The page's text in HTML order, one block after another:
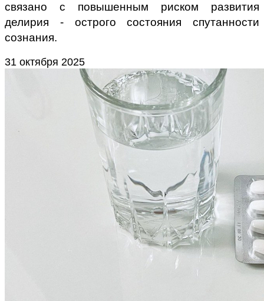
связано с повышенным риском развития
делирия - острого состояния спутанности
сознания.
31 октября 2025